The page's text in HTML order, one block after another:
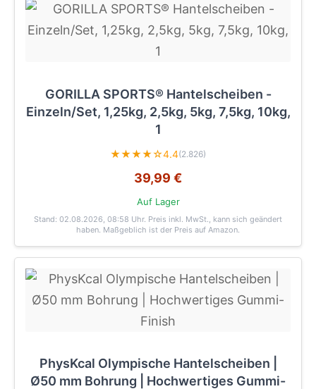
GORILLA SPORTS® Hantelscheiben -
Einzeln/Set, 1,25kg, 2,5kg, 5kg, 7,5kg, 10kg,
1
★★★★☆4.4(2.826)
39,99 €
Auf Lager
Stand: 02.08.2026, 08:58 Uhr. Preis inkl. MwSt., kann sich geändert
haben. Maßgeblich ist der Preis auf Amazon.
PhysKcal Olympische Hantelscheiben |
Ø50 mm Bohrung | Hochwertiges Gummi-